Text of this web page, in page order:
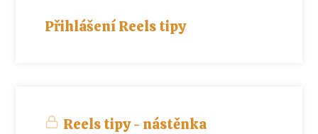
Přihlášení Reels tipy
Reels tipy - nástěnka